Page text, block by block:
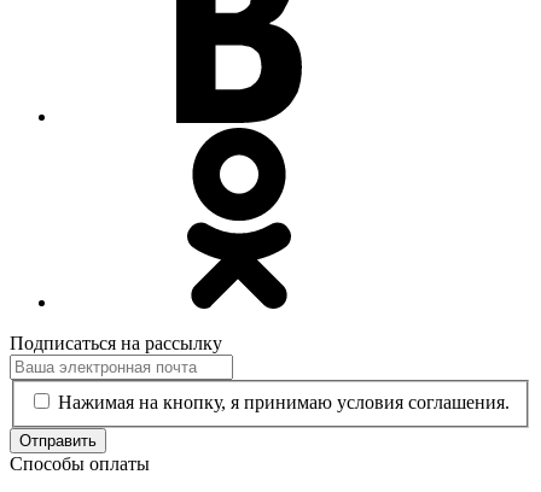
Подписаться на рассылку
Нажимая на кнопку, я принимаю условия соглашения.
Отправить
Способы оплаты